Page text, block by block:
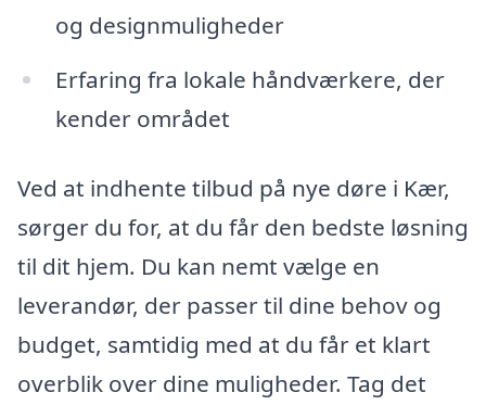
og designmuligheder
Erfaring fra lokale håndværkere, der
kender området
Ved at indhente tilbud på nye døre i Kær,
sørger du for, at du får den bedste løsning
til dit hjem. Du kan nemt vælge en
leverandør, der passer til dine behov og
budget, samtidig med at du får et klart
overblik over dine muligheder. Tag det